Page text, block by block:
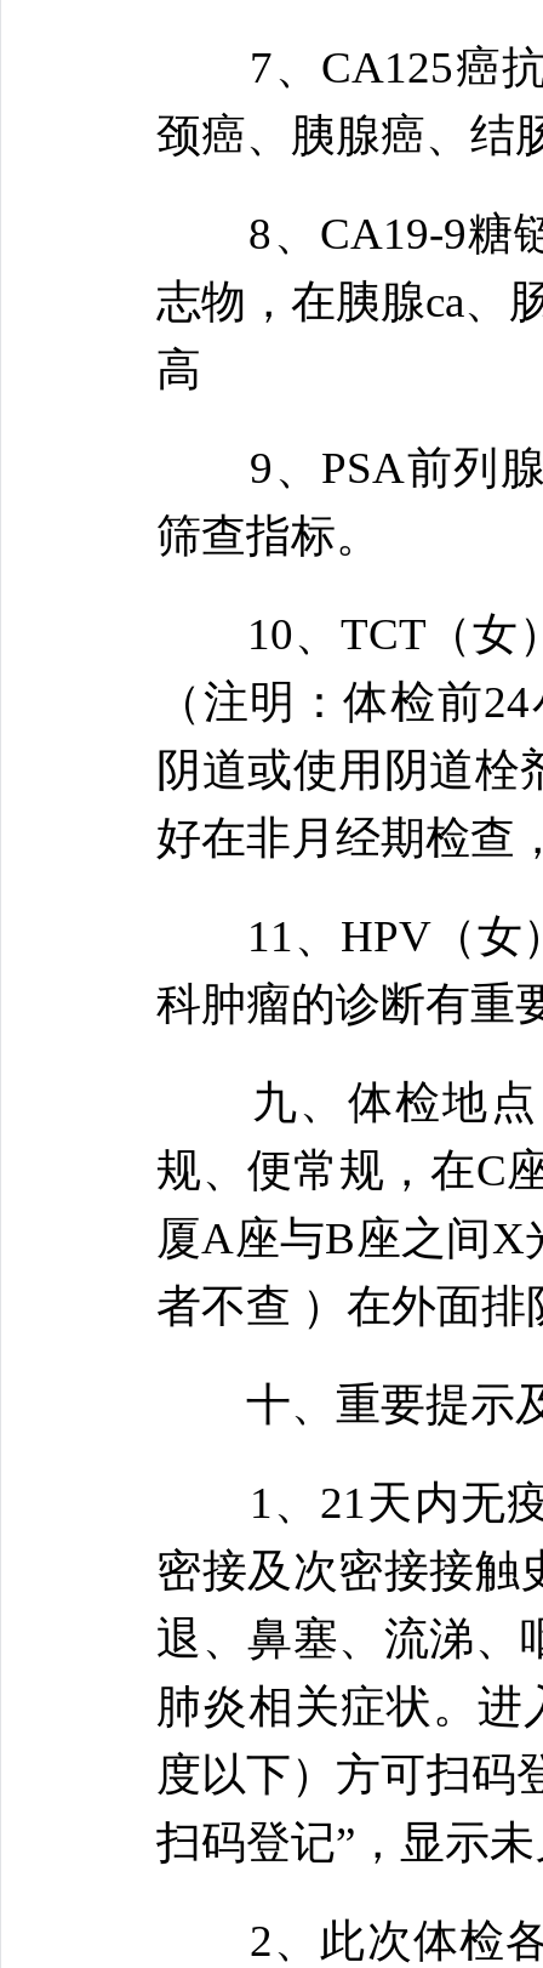
7、CA125癌抗
颈癌、胰腺癌、结
8、CA19-9糖链
志物，在胰腺ca、
高
9、PSA前列腺
筛查指标。
10、TCT（女）
（注明：体检前
阴道或使用阴道栓
好在非月经期检查
11、HPV（女
科肿瘤的诊断有重
九、体检地点
规、便常规，在C
厦A座与B座之间X
者不查 ）在外面
十、重要提示
1、21天内无疫
密接及次密接接触
退、鼻塞、流涕、
肺炎相关症状。进
度以下）方可扫码
扫码登记”，显示
2、此次体检各